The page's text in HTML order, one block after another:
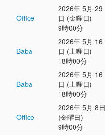
Office
2026年 5月 29
日 (金曜日)
9時00分
Baba
2026年 5月 16
日 (土曜日)
18時00分
Baba
2026年 5月 16
日 (土曜日)
18時00分
Office
2026年 5月 8日
(金曜日)
9時00分